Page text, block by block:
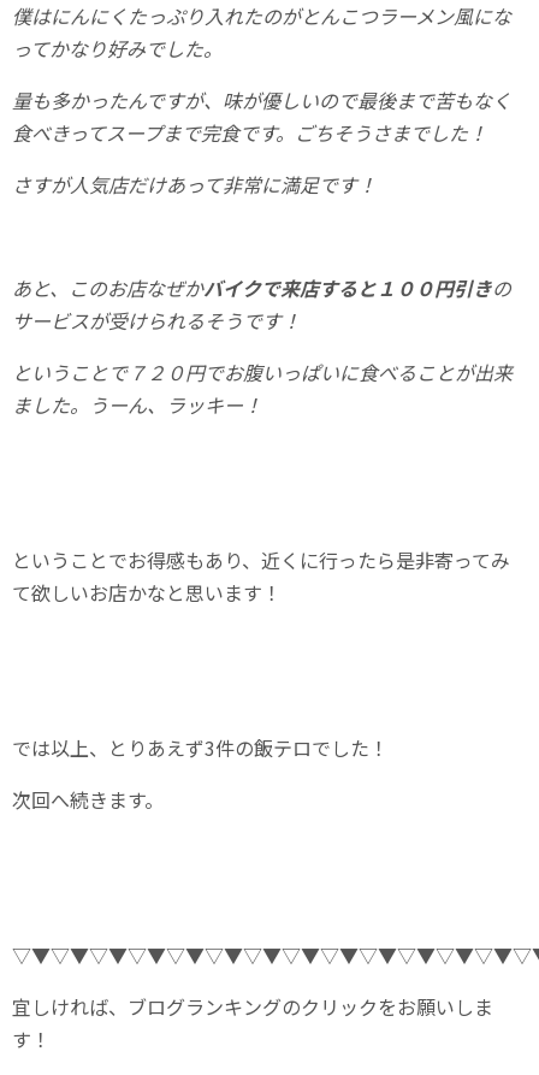
僕はにんにくたっぷり入れたのがとんこつラーメン風にな
ってかなり好みでした。
量も多かったんですが、味が優しいので最後まで苦もなく
食べきってスープまで完食です。ごちそうさまでした！
さすが人気店だけあって非常に満足です！
あと、このお店なぜかバイクで来店すると１００円引きの
サービスが受けられるそうです！
ということで７２０円でお腹いっぱいに食べることが出来
ました。うーん、ラッキー！
ということでお得感もあり、近くに行ったら是非寄ってみ
て欲しいお店かなと思います！
では以上、とりあえず3件の飯テロでした！
次回へ続きます。
宜しければ、ブログランキングのクリックをお願いしま
す！